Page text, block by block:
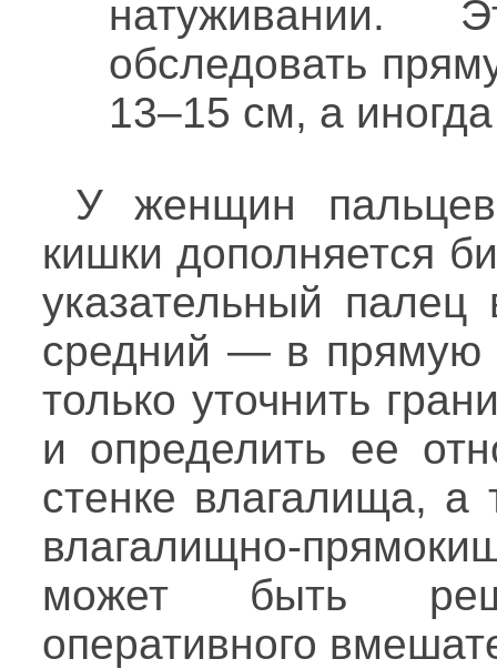
натуживании.
обследовать
13–15 см, а
У женщин
кишки дополняется
указательный
средний — в прямую
только уточнить
и определить ее
стенке влагалища, а
влагалищно-
может быть
оперативного